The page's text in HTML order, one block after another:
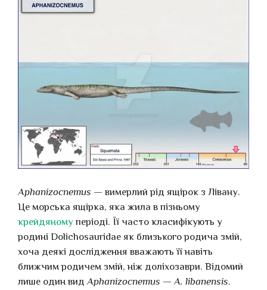
Aphanizocnemus — вимерлий рід ящірок з Лівану.
Це морська ящірка, яка жила в пізньому
крейдяному періоді. Її часто класифікують у
родині Dolichosauridae як близького родича змій,
хоча деякі дослідження вважають її навіть
ближчим родичем змій, ніж доліхозаври. Відомий
лише один вид Aphanizocnemus — A. libanensis.